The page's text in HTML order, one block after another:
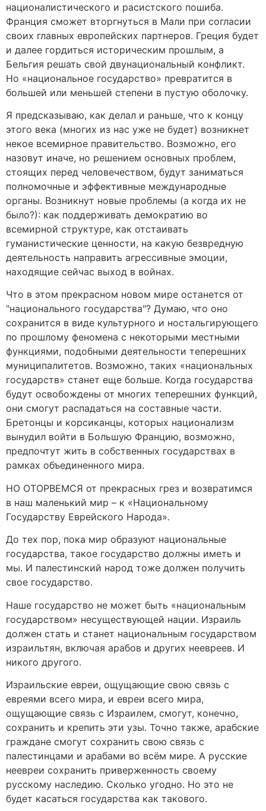
националистического и расистского пошиба.
Франция сможет вторгнуться в Мали при согласии
своих главных европейских партнеров. Греция будет
и далее гордиться историческим прошлым, а
Бельгия решать свой двунациональный конфликт.
Но «национальное государство» превратится в
большей или меньшей степени в пустую оболочку.
Я предсказываю, как делал и раньше, что к концу
этого века (многих из нас уже не будет) возникнет
некое всемирное правительство. Возможно, его
назовут иначе, но решением основных проблем,
стоящих перед человечеством, будут заниматься
полномочные и эффективные международные
органы. Возникнут новые проблемы (а когда их не
было?): как поддерживать демократию во
всемирной структуре, как отстаивать
гуманистические ценности, на какую безвредную
деятельность направить агрессивные эмоции,
находящие сейчас выход в войнах.
Что в этом прекрасном новом мире останется от
"национального государства"? Думаю, что оно
сохранится в виде культурного и ностальгирующего
по прошлому феномена с некоторыми местными
функциями, подобными деятельности теперешних
муниципалитетов. Возможно, таких «национальных
государств» станет еще больше. Когда государства
будут освобождены от многих теперешних функций,
они смогут распадаться на составные части.
Бретонцы и корсиканцы, которых национализм
вынудил войти в Большую Францию, возможно,
предпочтут жить в собственных государствах в
рамках объединенного мира.
НО ОТОРВЕМСЯ от прекрасных грез и возвратимся
в наш маленький мир – к «Национальному
Государству Еврейского Народа».
До тех пор, пока мир образуют национальные
государства, такое государство должны иметь и
мы. И палестинский народ тоже должен получить
свое государство.
Наше государство не может быть «национальным
государством» несуществующей нации. Израиль
должен стать и станет национальным государством
израильтян, включая арабов и других неевреев. И
никого другого.
Израильские евреи, ощущающие свою связь с
евреями всего мира, и евреи всего мира,
ощущающие связь с Израилем, смогут, конечно,
сохранить и крепить эти узы. Точно также, арабские
граждане смогут сохранить свою связь с
палестинцами и арабами во всём мире. А русские
неевреи сохранить приверженность своему
русскому наследию. Сколько угодно. Но это не
будет касаться государства как такового.